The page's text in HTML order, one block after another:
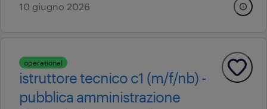
10 giugno 2026
operational
istruttore tecnico c1 (m/f/nb) -
pubblica amministrazione